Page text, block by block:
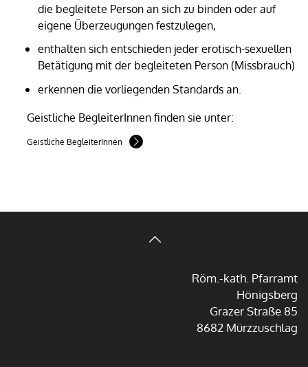
die begleitete Person an sich zu binden oder auf
eigene Überzeugungen festzulegen,
enthalten sich entschieden jeder erotisch-sexuellen
Betätigung mit der begleiteten Person (Missbrauch)
erkennen die vorliegenden Standards an.
Geistliche BegleiterInnen finden sie unter:
Geistliche BegleiterInnen
Röm.-kath. Pfarramt
Hönigsberg
Grazer Straße 85
8682 Mürzzuschlag